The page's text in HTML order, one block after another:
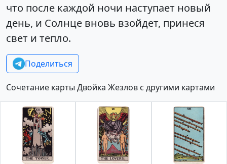
что после каждой ночи наступает новый
день, и Солнце вновь взойдет, принеся
свет и тепло.
Поделиться
Сочетание карты Двойка Жезлов с другими картами